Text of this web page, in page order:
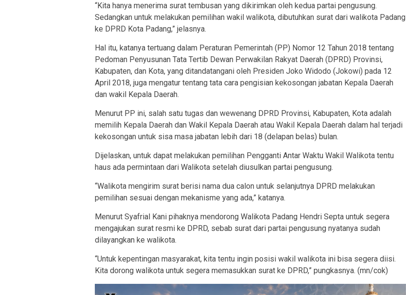
“Kita hanya menerima surat tembusan yang dikirimkan oleh kedua partai pengusung.
Sedangkan untuk melakukan pemilihan wakil walikota, dibutuhkan surat dari walikota Padang
ke DPRD Kota Padang,” jelasnya.
Hal itu, katanya tertuang dalam Peraturan Pemerintah (PP) Nomor 12 Tahun 2018 tentang
Pedoman Penyusunan Tata Tertib Dewan Perwakilan Rakyat Daerah (DPRD) Provinsi,
Kabupaten, dan Kota, yang ditandatangani oleh Presiden Joko Widodo (Jokowi) pada 12
April 2018, juga mengatur tentang tata cara pengisian kekosongan jabatan Kepala Daerah
dan wakil Kepala Daerah.
Menurut PP ini, salah satu tugas dan wewenang DPRD Provinsi, Kabupaten, Kota adalah
memilih Kepala Daerah dan Wakil Kepala Daerah atau Wakil Kepala Daerah dalam hal terjadi
kekosongan untuk sisa masa jabatan lebih dari 18 (delapan belas) bulan.
Dijelaskan, untuk dapat melakukan pemilihan Pengganti Antar Waktu Wakil Walikota tentu
haus ada permintaan dari Walikota setelah diusulkan partai pengusung.
“Walikota mengirim surat berisi nama dua calon untuk selanjutnya DPRD melakukan
pemilihan sesuai dengan mekanisme yang ada,” katanya.
Menurut Syafrial Kani pihaknya mendorong Walikota Padang Hendri Septa untuk segera
mengajukan surat resmi ke DPRD, sebab surat dari partai pengusung nyatanya sudah
dilayangkan ke walikota.
“Untuk kepentingan masyarakat, kita tentu ingin posisi wakil walikota ini bisa segera diisi.
Kita dorong walikota untuk segera memasukkan surat ke DPRD,” pungkasnya. (mn/cok)